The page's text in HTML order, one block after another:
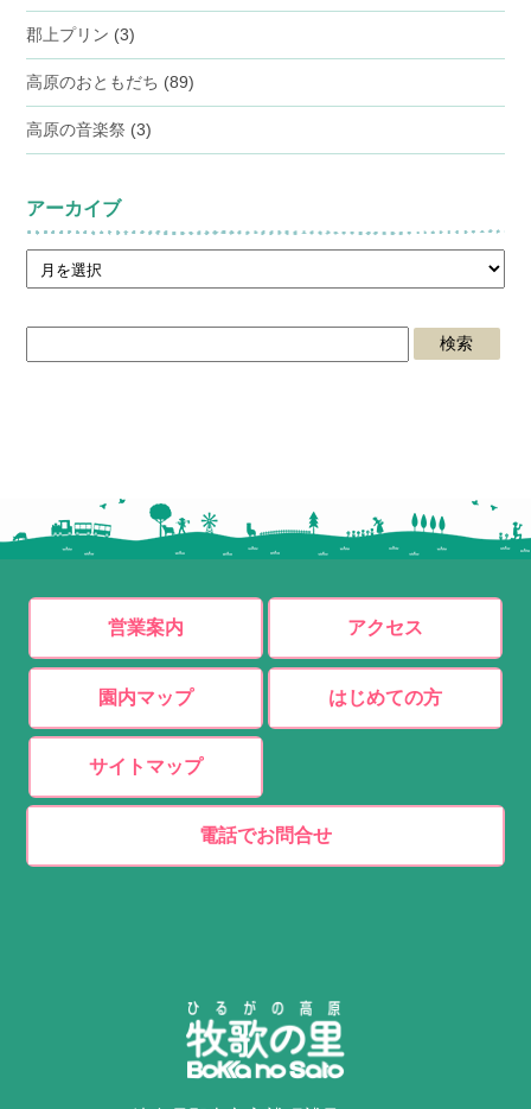
郡上プリン (3)
高原のおともだち (89)
高原の音楽祭 (3)
アーカイブ
営業案内 アクセス
園内マップ はじめての方
サイトマップ
電話でお問合せ